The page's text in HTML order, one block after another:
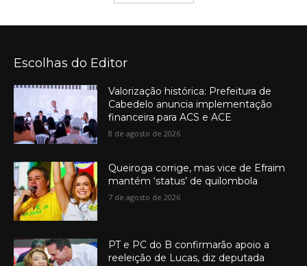
Escolhas do Editor
Valorização histórica: Prefeitura de
Cabedelo anuncia implementação
financeira para ACS e ACE
8 de agosto de 2026
Queiroga corrige, mas vice de Efraim
mantém ‘status’ de quilombola
7 de agosto de 2026
PT e PC do B confirmarão apoio a
reeleição de Lucas, diz deputada